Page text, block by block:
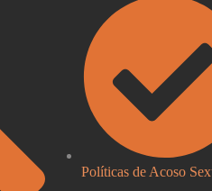
Políticas de Acoso